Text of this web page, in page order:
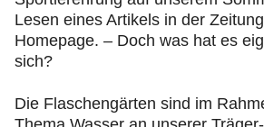
Lesen eines Artikels in der
Homepage. – Doch was hat es
sich?
Die Flaschengärten sind im